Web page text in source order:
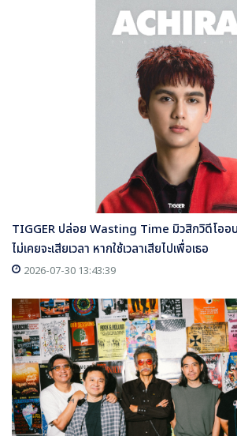
TIGGER ปล่อย Wasting Time มิวสิกวิดีโออ
ไม่เคยจะเสียเวลา หากใช้เวลาเสียไปเพื่อเธอ
2026-07-30 13:43:39